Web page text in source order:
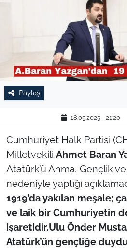
Paylaş
18.05.2025 - 21:20
Cumhuriyet Halk Partisi
Milletvekili Ahmet Baran
Atatürk’ü Anma, Gençlik
nedeniyle yaptığı
1919’da yakılan meşale;
ve laik bir Cumhuriyetin
işaretidir.Ulu Önder
Atatürk’ün gençliğe
TARIM VE HAYVANCILIK
KÜLTÜR SANAT
RESMİ İLAN
SPOR
EDİRNE
KIRKLARELİ
ÇANAKKALE
TÜRKİYE